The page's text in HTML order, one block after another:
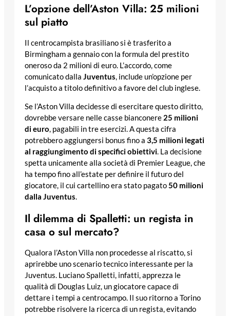
L’opzione dell’Aston Villa: 25 milioni
sul piatto
Il centrocampista brasiliano si è trasferito a
Birmingham a gennaio con la formula del prestito
oneroso da 2 milioni di euro. L’accordo, come
comunicato dalla Juventus, include un’opzione per
l’acquisto a titolo definitivo a favore del club inglese.
Se l’Aston Villa decidesse di esercitare questo diritto,
dovrebbe versare nelle casse bianconere25 milioni
di euro, pagabili in tre esercizi. A questa cifra
potrebbero aggiungersi bonus fino a 3,5 milioni legati
al raggiungimento di specifici obiettivi. La decisione
spetta unicamente alla società di Premier League, che
ha tempo fino all’estate per definire il futuro del
giocatore, il cui cartellino era stato pagato50 milioni
dalla Juventus.
Il dilemma di Spalletti: un regista in
casa o sul mercato?
Qualora l’Aston Villa non procedesse al riscatto, si
aprirebbe uno scenario tecnico interessante per la
Juventus. Luciano Spalletti, infatti, apprezza le
qualità di Douglas Luiz, un giocatore capace di
dettare i tempi a centrocampo. Il suo ritorno a Torino
potrebbe risolvere la ricerca di un regista, evitando